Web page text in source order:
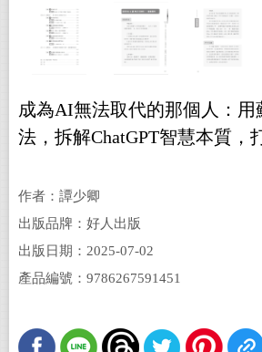
成為AI無法取代的那個人：用
法，拆解ChatGPT智慧本質，
作者：譚少卿
出版品牌：好人出版
出版日期：2025-07-02
產品編號：9786267591451